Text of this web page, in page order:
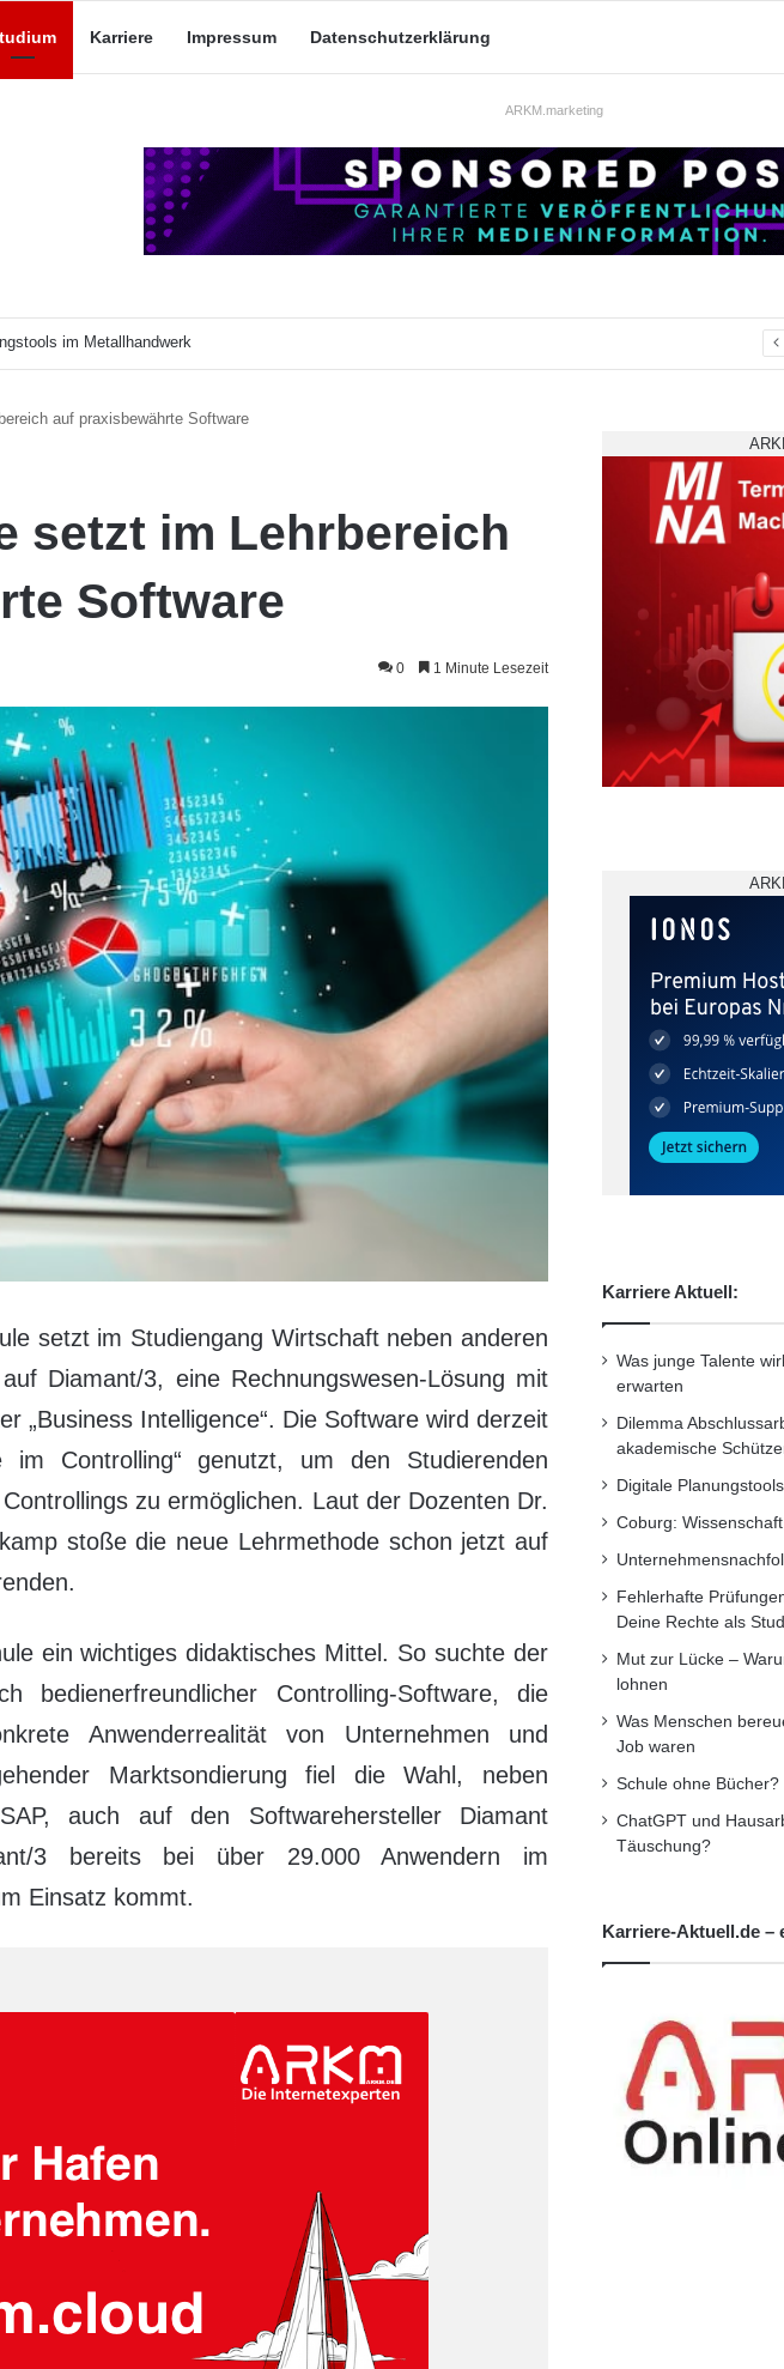
Karriere Impressum Datenschutzerklärung
ARKM.marketing
mit Praxisbezug
auf praxisbewährte Software
setzt im Lehrbereich
Software
0 1 Minute Lesezeit
setzt im Studiengang Wirtschaft neben anderen
Diamant/3, eine Rechnungswesen-Lösung mit
„Business Intelligence“. Die Software wird derzeit
im Controlling“ genutzt, um den Studierenden
zu ermöglichen. Laut der Dozenten Dr.
stoße die neue Lehrmethode schon jetzt auf
ein wichtiges didaktisches Mittel. So suchte der
bedienerfreundlicher Controlling-Software, die
Anwenderrealität von Unternehmen und
Marktsondierung fiel die Wahl, neben
auch auf den Softwarehersteller Diamant
3 bereits bei über 29.000 Anwendern im
Einsatz kommt.
Karriere Aktuell:
Was junge Talente
erwarten
Dilemma
akademische
Digitale
Coburg:
Fehlerhafte
Deine Rechte als
Mut zur Lücke –
lohnen
Was Menschen
Job waren
Schule ohne Bücher?
ChatGPT und
Täuschung?
Karriere-Aktuell.de –